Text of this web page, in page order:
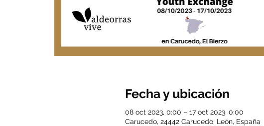
Fecha y ubicación
08 oct 2023, 0:00 – 17 oct 2023, 0:00
Carucedo, 24442 Carucedo, León, España